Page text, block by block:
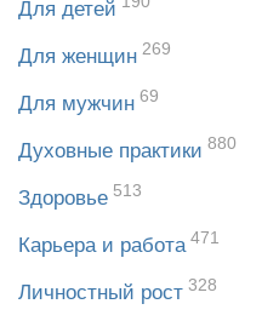
Для детей
Для женщин 269
Для мужчин 69
Духовные практики 880
Здоровье 513
Карьера и работа 471
Личностный рост 328